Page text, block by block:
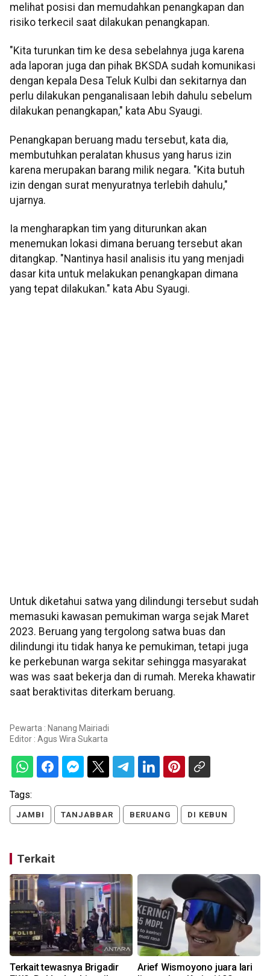
melihat posisi dan memudahkan penangkapan dan
risiko terkecil saat dilakukan penangkapan.
"Kita turunkan tim ke desa sebelahnya juga karena
ada laporan juga dan pihak BKSDA sudah komunikasi
dengan kepala Desa Teluk Kulbi dan sekitarnya dan
perlu dilakukan penganalisaan lebih dahulu sebelum
dilakukan penangkapan," kata Abu Syaugi.
Penangkapan beruang madu tersebut, kata dia,
membutuhkan peralatan khusus yang harus izin
karena merupakan barang milik negara. "Kita butuh
izin dengan surat menyuratnya terlebih dahulu,"
ujarnya.
Ia mengharapkan tim yang diturunkan akan
menemukan lokasi dimana beruang tersebut akan
ditangkap. "Nantinya hasil analisis itu yang menjadi
dasar kita untuk melakukan penangkapan dimana
yang tepat dilakukan." kata Abu Syaugi.
Untuk diketahui satwa yang dilindungi tersebut sudah
memasuki kawasan pemukiman warga sejak Maret
2023. Beruang yang tergolong satwa buas dan
dilindungi itu tidak hanya ke pemukiman, tetapi juga
ke perkebunan warga sekitar sehingga masyarakat
was was saat bekerja dan di rumah. Mereka khawatir
saat beraktivitas diterkam beruang.
Pewarta : Nanang Mairiadi
Editor : Agus Wira Sukarta
Tags:
JAMBI TANJABBAR BERUANG DI KEBUN
Terkait
Terkait tewasnya Brigadir
Arief Wismoyono juara lari